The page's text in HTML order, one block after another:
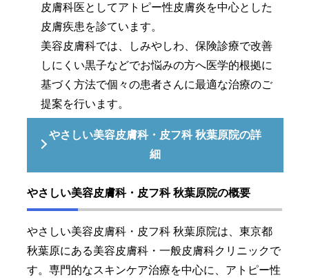
皮膚科医としてアトピー性皮膚炎を中心とした
皮膚疾患を診ています。
美容皮膚科では、しみやしわ、保険診療で改善
しにくい黒子などでお悩みの方へ医学的根拠に
基づく方法で個々の患者さんに最適な治療のご
提案を行います。
やさしい美容皮膚科・皮フ科 秋葉原院の詳
細
やさしい美容皮膚科・皮フ科 秋葉原院の概要
やさしい美容皮膚科・皮フ科 秋葉原院は、東京都
秋葉原にある美容皮膚科・一般皮膚科クリニックで
す。専門的なスキンケア治療を中心に、アトピー性